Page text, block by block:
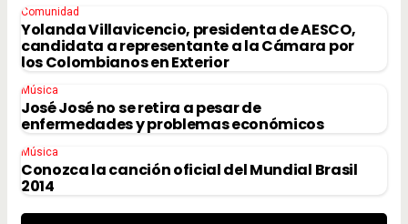
Comunidad
Yolanda Villavicencio, presidenta de AESCO,
candidata a representante a la Cámara por
los Colombianos en Exterior
Música
José José no se retira a pesar de
enfermedades y problemas económicos
Música
Conozca la canción oficial del Mundial Brasil
2014